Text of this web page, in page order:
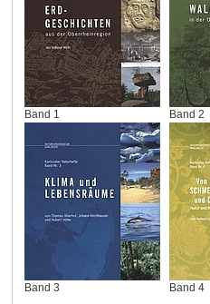
Band 1 Band 2
Band 3 Band 4